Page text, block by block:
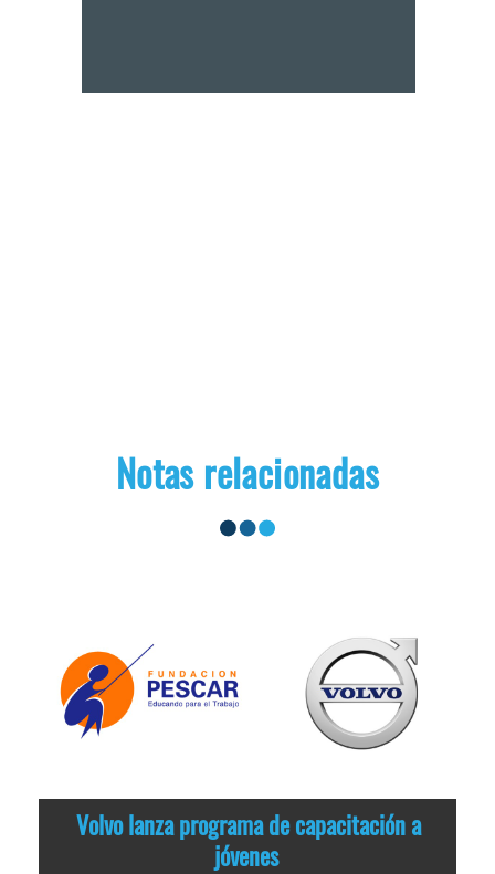
Notas relacionadas
Volvo lanza programa de capacitación a
jóvenes